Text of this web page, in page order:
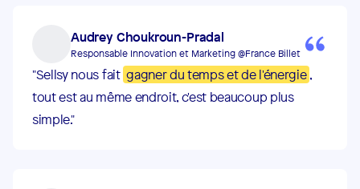
Audrey Choukroun-Pradal
Responsable Innovation et Marketing @France Billet
"Sellsy nous fait gagner du temps et de l'énergie ,
tout est au même endroit, c'est beaucoup plus
simple."